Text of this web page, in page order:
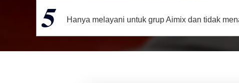
Hanya melayani untuk grup Aimix dan tidak